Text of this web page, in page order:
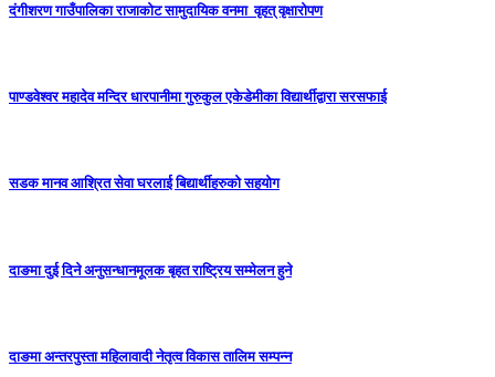
दंगीशरण गाउँपालिका राजाकाेट सामुदायिक वनमा वृहत् वृक्षारोपण
पाण्डवेश्वर महादेव मन्दिर धारपानीमा गुरुकुल एकेडेमीका विद्यार्थीद्वारा सरसफाई
सडक मानव आश्रित सेवा घरलाई बिद्यार्थीहरुको सहयोग
दाङमा दुई दिने अनुसन्धानमूलक बृहत राष्ट्रिय सम्मेलन हुने
दाङमा अन्तरपुस्ता महिलावादी नेतृत्व विकास तालिम सम्पन्न